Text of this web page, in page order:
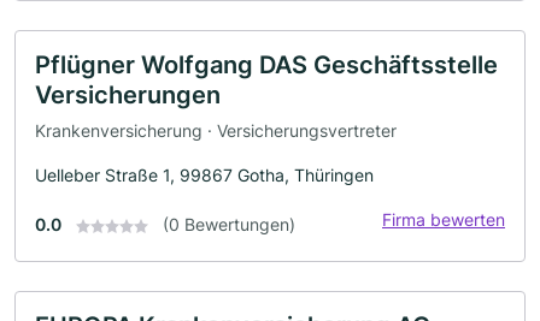
Pflügner Wolfgang DAS Geschäftsstelle
Versicherungen
Krankenversicherung · Versicherungsvertreter
Uelleber Straße 1, 99867 Gotha, Thüringen
0.0 (0 Bewertungen) Firma bewerten